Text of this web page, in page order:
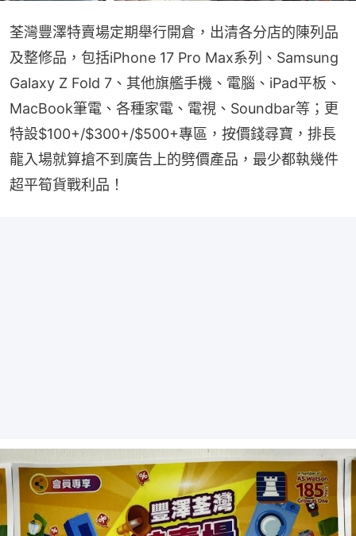
荃灣豐澤特賣場定期舉行開倉，出清各分店的陳列品
及整修品，包括iPhone 17 Pro Max系列、Samsung
Galaxy Z Fold 7、其他旗艦手機、電腦、iPad平板、
MacBook筆電、各種家電、電視、Soundbar等；更
特設$100+/$300+/$500+專區，按價錢尋寶，排長
龍入場就算搶不到廣告上的劈價產品，最少都執幾件
超平筍貨戰利品！